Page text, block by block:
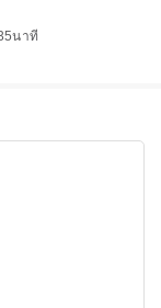
นาที